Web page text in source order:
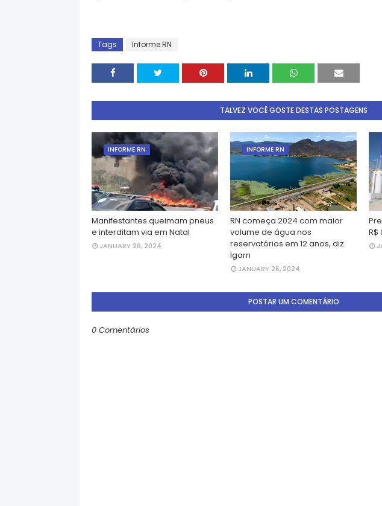
Tags Informe RN
TALVEZ VOCÊ GOSTE DESTAS POSTAGENS
INFORME RN
Manifestantes queimam pneus
e interditam via em Natal
JANUARY 26, 2024
INFORME RN
RN começa 2024 com maior
volume de água nos
reservatórios em 12 anos, diz
Igarn
JANUARY 26, 2024
R$
POSTAR UM COMENTÁRIO
0 Comentários